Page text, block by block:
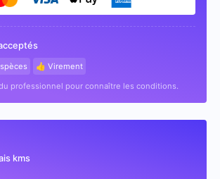
👍 Virement
professionnel pour connaître les conditions.
kms